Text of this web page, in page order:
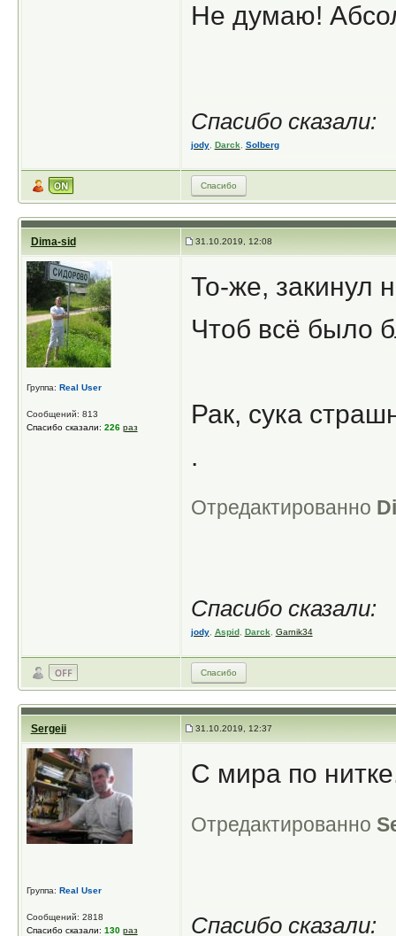
Не думаю!
Спасибо сказали:
jody, Darck Solberg
Спасибо
Dima-sid 31.10.2019, 12:08
Группа: Real User
Сообщений: 813
Спасибо сказали: 226 раз
То-же, закинул
Чтоб всё было
Рак, сука
.
Отредактированно
Спасибо сказали:
jody, Aspid, Darck Garnik34
Спасибо
Sergeii 31.10.2019, 12:37
Группа: Real User
Сообщений: 2818
Спасибо сказали: 130 раз
С мира по
Отредактированно
Спасибо сказали: